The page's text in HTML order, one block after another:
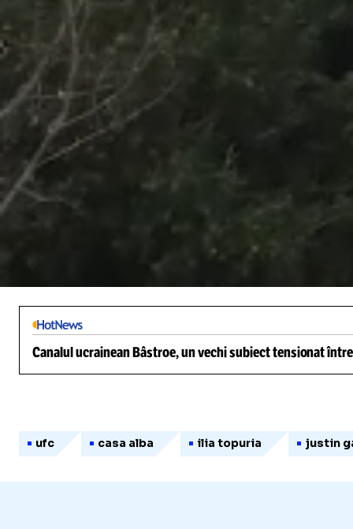
Canalul ucrainean Bâstroe, un vechi subiect tensionat
ufc casa alba ilia topuria justin